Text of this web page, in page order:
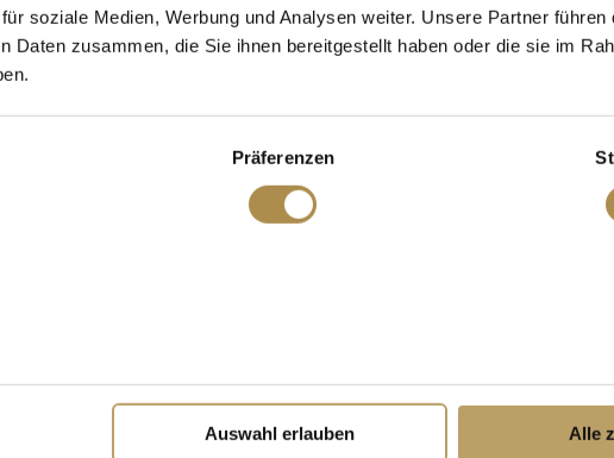
soziale Medien, Werbung und Analysen weiter. Unsere Partner führen
Daten zusammen, die Sie ihnen bereitgestellt haben oder die sie im
Präferenzen
Auswahl erlauben Alle